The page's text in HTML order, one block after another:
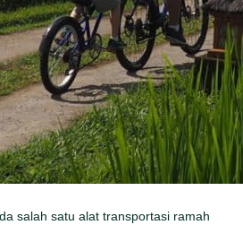
salah satu alat transportasi ramah